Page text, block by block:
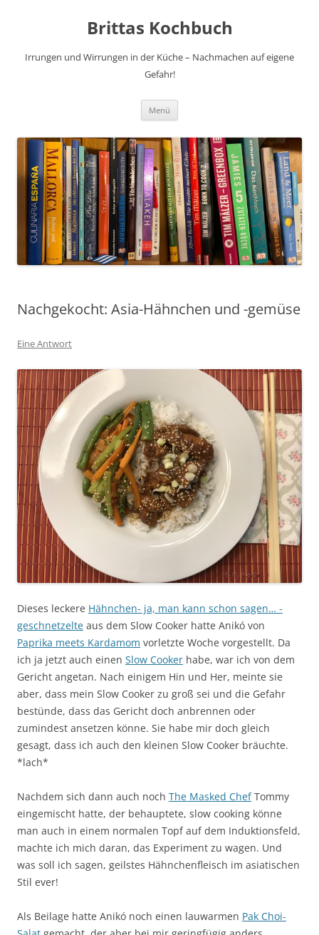
Brittas Kochbuch
Irrungen und Wirrungen in der Küche – Nachmachen auf eigene
Gefahr!
Menü
Nachgekocht: Asia-Hähnchen und -gemüse
Eine Antwort
Dieses leckere Hähnchen- ja, man kann schon sagen… -
geschnetzelte aus dem Slow Cooker hatte Anikó von
Paprika meets Kardamom vorletzte Woche vorgestellt. Da
ich ja jetzt auch einen Slow Cooker habe, war ich von dem
Gericht angetan. Nach einigem Hin und Her, meinte sie
aber, dass mein Slow Cooker zu groß sei und die Gefahr
bestünde, dass das Gericht doch anbrennen oder
zumindest ansetzen könne. Sie habe mir doch gleich
gesagt, dass ich auch den kleinen Slow Cooker bräuchte.
*lach*
Nachdem sich dann auch noch The Masked ChefTommy
eingemischt hatte, der behauptete, slow cooking könne
man auch in einem normalen Topf auf dem Induktionsfeld,
machte ich mich daran, das Experiment zu wagen. Und
was soll ich sagen, geilstes Hähnchenfleisch im asiatischen
Stil ever!
Als Beilage hatte Anikó noch einen lauwarmen Pak Choi-